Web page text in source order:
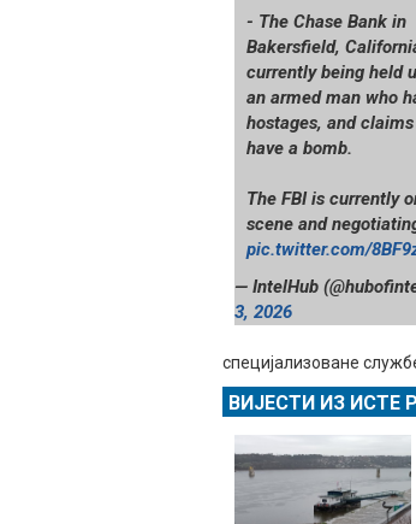
- The Chase Bank in
Bakersfield,
currently being held
an armed man who
hostages, and
have a bomb.
The FBI is currently
scene and
pic.twitter.com/
— IntelHub
3, 2026
специјализоване
ВИЈЕСТИ ИЗ ИСТЕ